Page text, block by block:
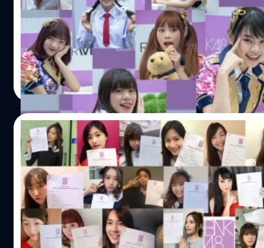
วันที่ 20 ตุลาคม 2561 กับกระแสการตอบรับอย่างล้นหลาม จ
จนทำให้ต้องเพิ่มรอบการถ่ายภาพ 2 Shot ออกเป็นหลายรอ
จะเข้ามาถ่ายรูปกับน้องๆ BNK48 1st Album RIVER 2
ทางการร่วมงานกันตั้งแต่ช่วงเช้า โดยทีมงานได้มีโอกาสเข้า
ซึ่งมีสมาชิก BNK48 ทั้งสิ้น 20 คน ในรอบนี้ ประกอบไปด้วย เ
มิวสิค , น้ำหนึ่ง , เนย , อร…
Meechok Dechpokasup| 2848 days ago
Read More
20/10/2018
สมาชิก BNK48 ทั้งสองรุ่น ตบเท้าเข้าร่วมการ
หลังจากที่ BNK48 ทำเซอร์ไพรส์ประกาศ ซิงเกิ้ลที่ 5 & งานเ
2561 ที่ผ่านมา และให้สมาชิก BNK48 ทั้งสองรุ่น สามารถยื่น
Election ได้ตั้งแต่วันที่ 12 ตุลาคม ถึง 19 ตุลาคม 2561 โดย
+ ใบสมัคร ซึ่งภายในใบสมัครก็จะมีให้กรอกชื่อ นามสกุล ชื่อ
แรกเป็นของน้องเคท และสุดท้าย ท้ายสุด คือน้องจูเน่ โพสต์เมื่
Meechok Dechpokasup| 2850 days ago